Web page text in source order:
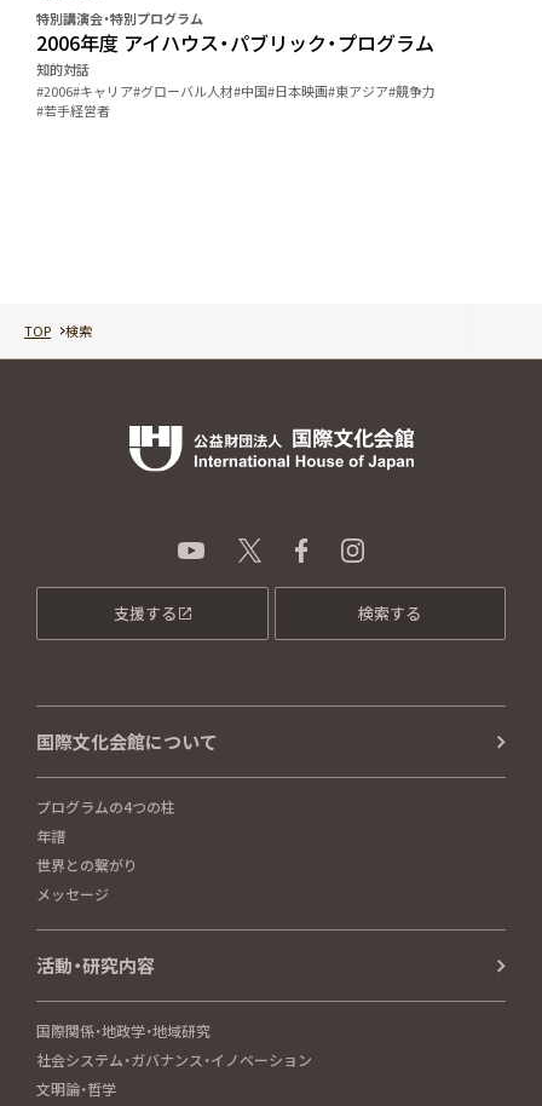
特別講演会・特別プログラム
2006年度 アイハウス・パブリック・プログラム
知的対話
#2006#キャリア#グローバル人材#中国#日本映画#東アジア#競争力
#若手経営者
TOP 検索
支援する 検索する
国際文化会館について
プログラムの4つの柱
年譜
世界との繋がり
メッセージ
活動・研究内容
国際関係・地政学・地域研究
社会システム・ガバナンス・イノベーション
文明論・哲学